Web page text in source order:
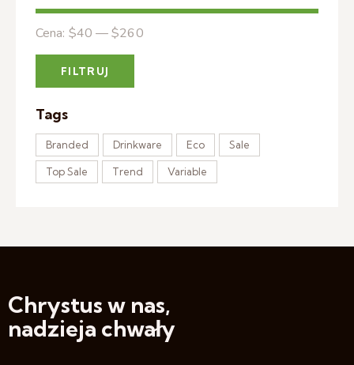
FILTRUJ
Cena: $40 —$260
Tags
Branded Drinkware Eco Sale
Top Sale Trend Variable
Chrystus w nas,
nadzieja chwały